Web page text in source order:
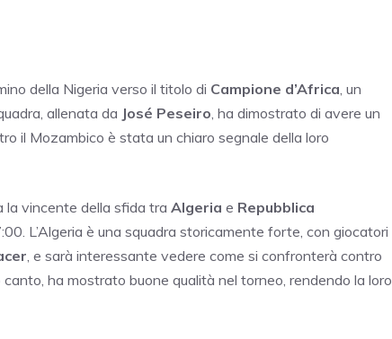
della Nigeria verso il titolo di Campione d’Africa , un
allenata da José Peseiro , ha dimostrato di avere un
il Mozambico è stata un chiaro segnale della loro
la vincente della sfida tra Algeria e Repubblica
L’Algeria è una squadra storicamente forte, con giocatori
, e sarà interessante vedere come si confronterà contro
ha mostrato buone qualità nel torneo, rendendo la loro